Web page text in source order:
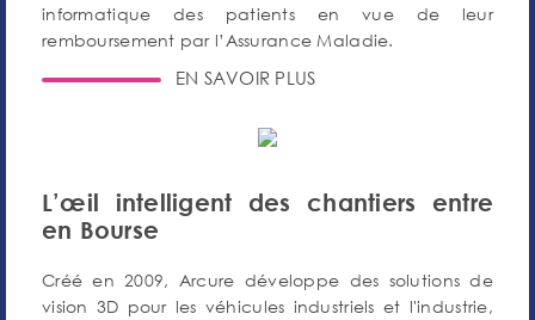
informatique des patients en vue de leur
remboursement par l’Assurance Maladie.
EN SAVOIR PLUS
L’œil intelligent des chantiers entre
en Bourse
Créé en 2009, Arcure développe des solutions de
vision 3D pour les véhicules industriels et l'industrie,